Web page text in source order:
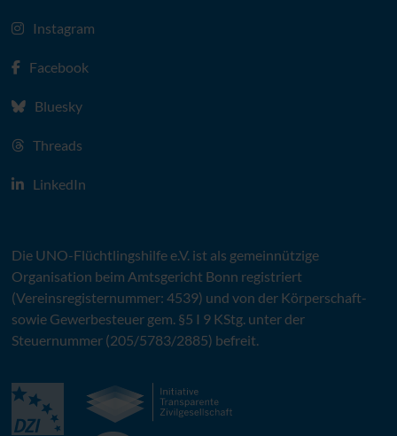
Instagram
Facebook
Bluesky
Threads
LinkedIn
Die UNO-Flüchtlingshilfe e.V. ist als gemeinnützige
Organisation beim Amtsgericht Bonn registriert
(Vereinsregisternummer: 4539) und von der Körperschaft-
sowie Gewerbesteuer gem. §5 I 9 KStg. unter der
Steuernummer (205/5783/2885) befreit.